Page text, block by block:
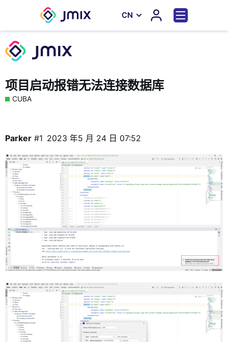
СN
项目启动报错无法连接数据库
CUBA
Parker 2023 年5 月 24 日 07:52
#1